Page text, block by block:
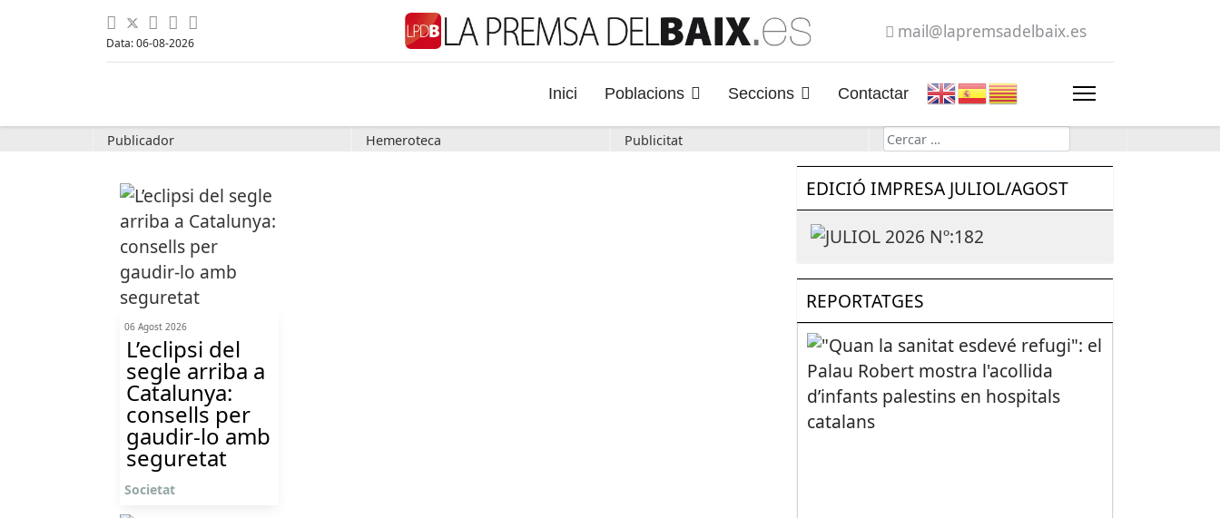
Data: 06-08-2026
mail@lapremsadelbaix.es
Inici Poblacions Seccions Contactar
Publicador Hemeroteca Publicitat Cerca
06 Agost 2026
L’eclipsi del
segle arriba a
Catalunya:
consells per
gaudir-lo amb
seguretat
Societat
EDICIÓ IMPRESA JULIOL/AGOST
REPORTATGES